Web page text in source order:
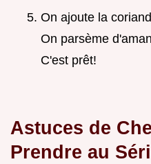
On ajoute la
On parsème
C'est prêt!
Astuces de
Prendre au